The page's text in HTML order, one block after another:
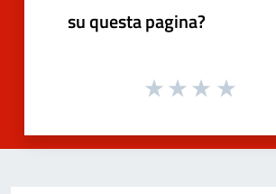
su questa pagina?